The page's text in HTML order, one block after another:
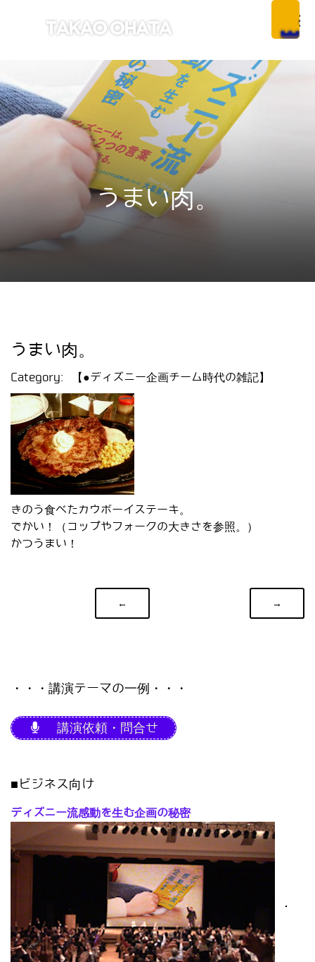
うまい肉。
うまい肉。
Category: 【●ディズニー企画チーム時代の雑記】
きのう食べたカウボーイステーキ。
でかい！（コップやフォークの大きさを参照。）
かつうまい！
← →
・・・講演テーマの一例・・・
講演依頼・問合せ
■ビジネス向け
ディズニー流感動を生む企画の秘密
･